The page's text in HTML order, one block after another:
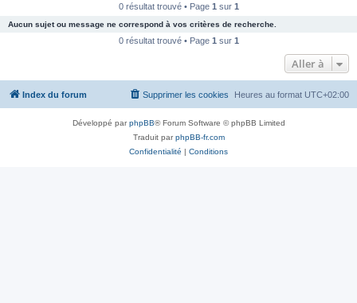
c
e
0 résultat trouvé • Page 1 sur 1
Aucun sujet ou message ne correspond à vos critères de recherche.
0 résultat trouvé • Page 1 sur 1
Aller à
Index du forum Heures au format UTC+02:00
Supprimer les cookies
Développé parphpBB® Forum Software © phpBB Limited
Traduit parphpBB-fr.com
Confidentialité | Conditions